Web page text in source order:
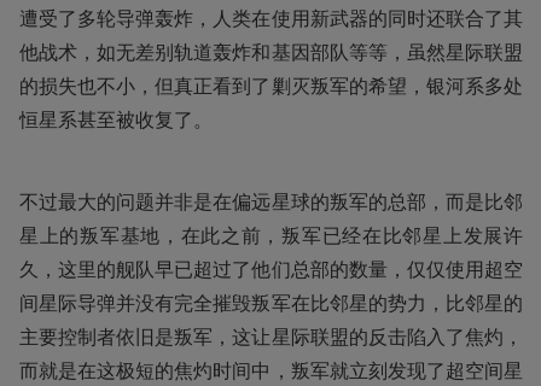
遭受了多轮导弹轰炸，人类在使用新武器的同时还联合了其
他战术，如无差别轨道轰炸和基因部队等等，虽然星际联盟
的损失也不小，但真正看到了剿灭叛军的希望，银河系多处
恒星系甚至被收复了。
不过最大的问题并非是在偏远星球的叛军的总部，而是比邻
星上的叛军基地，在此之前，叛军已经在比邻星上发展许
久，这里的舰队早已超过了他们总部的数量，仅仅使用超空
间星际导弹并没有完全摧毁叛军在比邻星的势力，比邻星的
主要控制者依旧是叛军，这让星际联盟的反击陷入了焦灼，
而就是在这极短的焦灼时间中，叛军就立刻发现了超空间星